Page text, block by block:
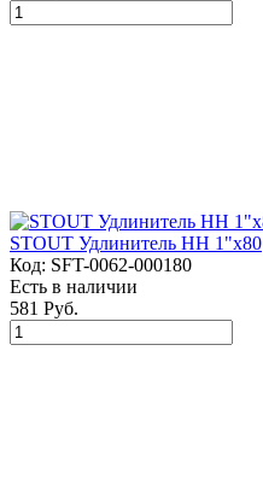
STOUT Удлинитель НН 1"x80
Код: SFT-0062-000180
Есть в наличии
581 Руб.